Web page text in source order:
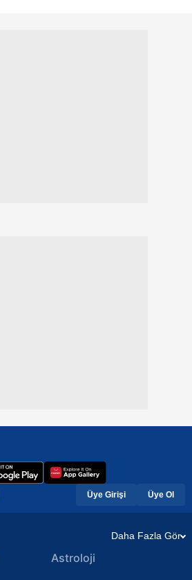
Üye Girişi Üye Ol
Daha Fazla Gör
Astroloji